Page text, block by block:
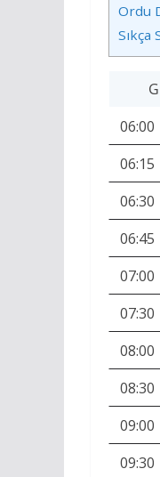
Ordu
Sıkça
06:00
06:15
06:30
06:45
07:00
07:30
08:00
08:30
09:00
09:30